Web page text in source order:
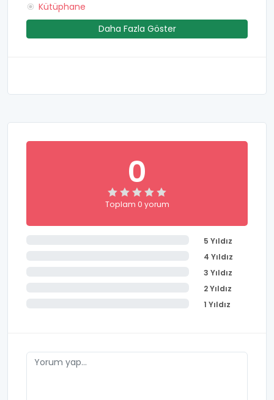
Kütüphane
Daha Fazla Göster
0
Toplam 0 yorum
5 Yıldız
4 Yıldız
3 Yıldız
2 Yıldız
1 Yıldız